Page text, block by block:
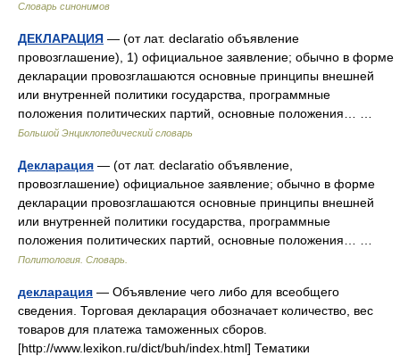
Словарь синонимов
ДЕКЛАРАЦИЯ — (от лат. declaratio объявление
провозглашение), 1) официальное заявление; обычно в форме
декларации провозглашаются основные принципы внешней
или внутренней политики государства, программные
положения политических партий, основные положения… …
Большой Энциклопедический словарь
Декларация — (от лат. declaratio объявление,
провозглашение) официальное заявление; обычно в форме
декларации провозглашаются основные принципы внешней
или внутренней политики государства, программные
положения политических партий, основные положения… …
Политология. Словарь.
декларация — Объявление чего либо для всеобщего
сведения. Торговая декларация обозначает количество, вес
товаров для платежа таможенных сборов.
[http://www.lexikon.ru/dict/buh/index.html] Тематики